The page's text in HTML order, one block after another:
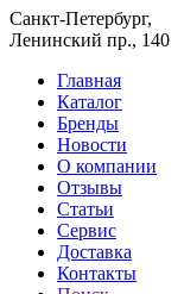
Санкт-Петербург,
Ленинский пр., 140
Главная
Каталог
Бренды
Новости
О компании
Отзывы
Статьи
Сервис
Доставка
Контакты